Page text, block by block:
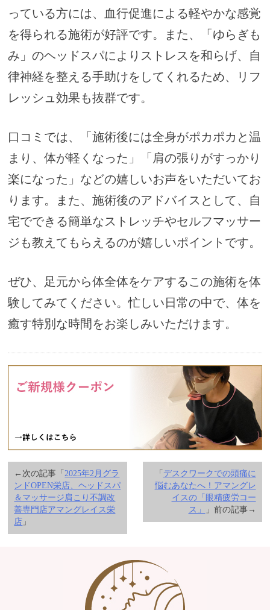
っている方には、血行促進による軽やかな感覚
を得られる施術が好評です。また、「ゆらぎも
み」のヘッドスパによりストレスを和らげ、自
律神経を整える手助けをしてくれるため、リフ
レッシュ効果も抜群です。
口コミでは、「施術後には全身がポカポカと温
まり、体が軽くなった」「肩の張りがすっかり
楽になった」などの嬉しいお声をいただいてお
ります。また、施術後のアドバイスとして、自
宅でできる簡単なストレッチやセルフマッサー
ジも教えてもらえるのが嬉しいポイントです。
ぜひ、足元から体全体をケアするこの施術を体
験してみてください。忙しい日常の中で、体を
癒す特別な時間をお楽しみいただけます。
「 デスクワークでの頭痛に
悩むあなたへ！アマングレ
イスの「眼精疲労コー
ス」
」前の記事→
←次の記事「2025年2月グラ
ンドOPEN栄店、ヘッドスパ
＆マッサージ肩こり不調改
善専門店アマングレイス栄
店 」